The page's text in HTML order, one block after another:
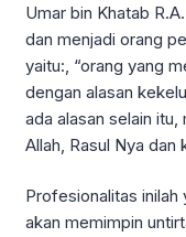
Umar bin Khatab
dan menjadi orang
yaitu:, “orang yang
dengan alasan
ada alasan selain
Allah, Rasul Nya dan
Profesionalitas inilah
akan memimpin